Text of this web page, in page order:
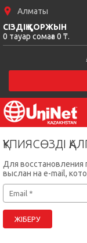
Алматы
СІЗДІҢ ҚОРЖЫН
0 тауар сомаға 0 ₸.
ҚҰПИЯСӨЗДІ
Для восстановления
выслан на e-mail,